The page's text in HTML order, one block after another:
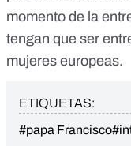
momento de la
tengan que ser
mujeres europeas.
ETIQUETAS:
#papa Francisco